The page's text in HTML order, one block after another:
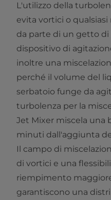
L'utilizzo della
evita vortici o
da parte di un getto
dispositivo di
inoltre una
perché il volume del
serbatoio funge da
turbolenza per la
Jet Mixer miscela una
minuti dall'aggiunta
Il campo di
di vortici e una
riempimento
garantiscono una